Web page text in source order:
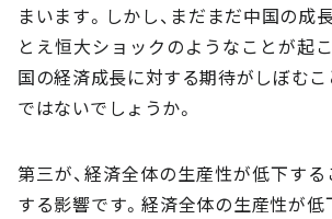
まいます。しかし、まだまだ中国の成
とえ恒大ショックのようなことが起
国の経済成長に対する期待がしぼむ
ではないでしょうか。
第三が、経済全体の生産性が低下す
する影響です。経済全体の生産性が低